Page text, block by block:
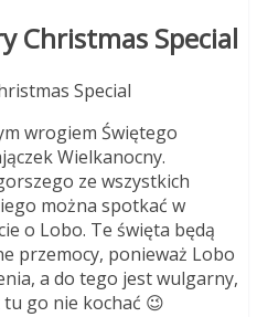
Christmas Special
wrogiem Świętego
Wielkanocny.
ze wszystkich
można spotkać w
o Lobo. Te święta będą
przemocy, ponieważ Lobo
a do tego jest wulgarny,
go nie kochać 😉